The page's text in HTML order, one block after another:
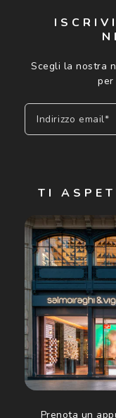
Scegli la nostra
per
Indirizzo email*
Cliccando su
acconsento
Luxottica Group
ed altre
Informativa sulla
TI
Prenota un